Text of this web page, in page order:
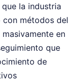
la industria
con métodos del
en
que
de